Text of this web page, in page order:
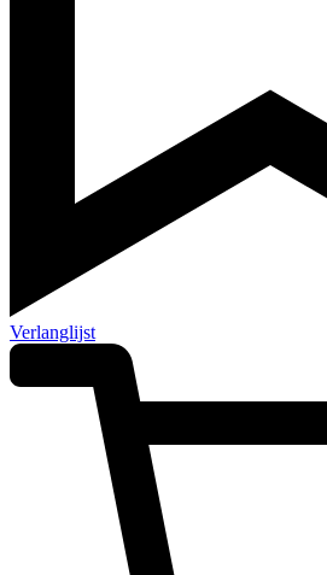
Verlanglijst